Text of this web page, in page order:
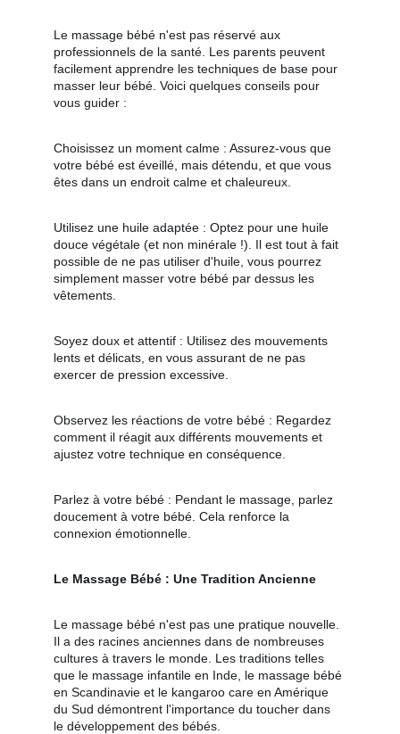
Le massage bébé n'est pas réservé aux
professionnels de la santé. Les parents peuvent
facilement apprendre les techniques de base pour
masser leur bébé. Voici quelques conseils pour
vous guider :
Choisissez un moment calme : Assurez-vous que
votre bébé est éveillé, mais détendu, et que vous
êtes dans un endroit calme et chaleureux.
Utilisez une huile adaptée : Optez pour une huile
douce végétale (et non minérale !). Il est tout à fait
possible de ne pas utiliser d'huile, vous pourrez
simplement masser votre bébé par dessus les
vêtements.
Soyez doux et attentif : Utilisez des mouvements
lents et délicats, en vous assurant de ne pas
exercer de pression excessive.
Observez les réactions de votre bébé : Regardez
comment il réagit aux différents mouvements et
ajustez votre technique en conséquence.
Parlez à votre bébé : Pendant le massage, parlez
doucement à votre bébé. Cela renforce la
connexion émotionnelle.
Le Massage Bébé : Une Tradition Ancienne
Le massage bébé n'est pas une pratique nouvelle.
Il a des racines anciennes dans de nombreuses
cultures à travers le monde. Les traditions telles
que le massage infantile en Inde, le massage bébé
en Scandinavie et le kangaroo care en Amérique
du Sud démontrent l'importance du toucher dans
le développement des bébés.